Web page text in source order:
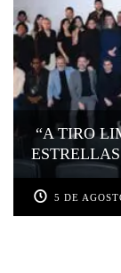
“A TIRO
5 DE